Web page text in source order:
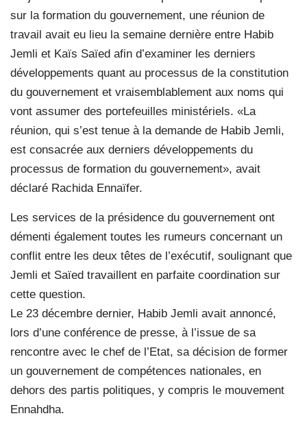
sur la formation du gouvernement, une réunion de
travail avait eu lieu la semaine dernière entre Habib
Jemli et Kaïs Saïed afin d’examiner les derniers
développements quant au processus de la constitution
du gouvernement et vraisemblablement aux noms qui
vont assumer des portefeuilles ministériels. «La
réunion, qui s’est tenue à la demande de Habib Jemli,
est consacrée aux derniers développements du
processus de formation du gouvernement», avait
déclaré Rachida Ennaïfer.
Les services de la présidence du gouvernement ont
démenti également toutes les rumeurs concernant un
conflit entre les deux têtes de l’exécutif, soulignant que
Jemli et Saïed travaillent en parfaite coordination sur
cette question.
Le 23 décembre dernier, Habib Jemli avait annoncé,
lors d’une conférence de presse, à l’issue de sa
rencontre avec le chef de l’Etat, sa décision de former
un gouvernement de compétences nationales, en
dehors des partis politiques, y compris le mouvement
Ennahdha.